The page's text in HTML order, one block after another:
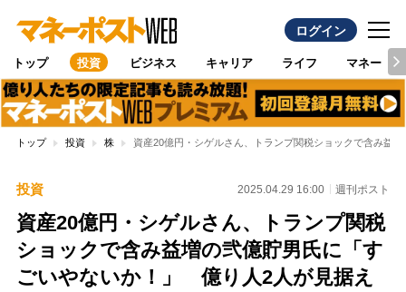
ログイン
トップ 投資 ビジネス キャリア ライフ マネー
トップ 投資 株 資産20億円・シゲルさん、トランプ関税ショックで含み益
投資 2025.04.29 16:00 週刊ポスト
資産20億円・シゲルさん、トランプ関税
ショックで含み益増の弐億貯男氏に「す
ごいやないか！」 億り人2人が見据え